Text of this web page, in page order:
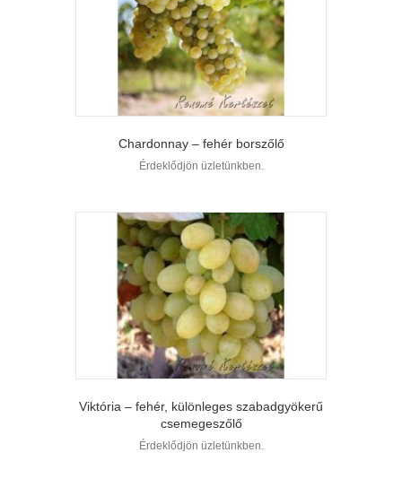
Chardonnay – fehér borszőlő
Érdeklődjön üzletünkben.
Viktória – fehér, különleges szabadgyökerű
csemegeszőlő
Érdeklődjön üzletünkben.